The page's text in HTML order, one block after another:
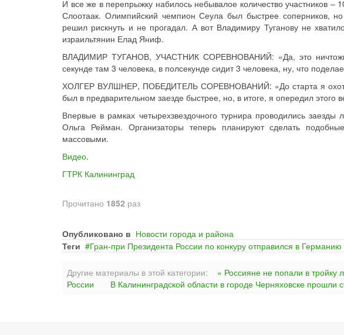
И все же в перепрыжку набилось небывалое количество участников
Слоотаак. Олимпийский чемпион Сеула был быстрее соперников,
решил рискнуть и не прогадал. А вот Владимиру Туганову не
израильтянин Елад Яниф.
ВЛАДИМИР ТУГАНОВ, УЧАСТНИК СОРЕВНОВАНИЙ: «Да, это
секунде там 3 человека, в полсекунде сидит 3 человека, ну, что
ХОЛГЕР ВУЛШНЕР, ПОБЕДИТЕЛЬ СОРЕВНОВАНИЙ: «До старта я
был в предварительном заезде быстрее, но, в итоге, я опередил этого
Впервые в рамках четырехзвездочного турнира проводились
Ольга Рейман. Организаторы теперь планируют сделать
массовыми.
Видео.
ГТРК Калининград
Прочитано 1852 раз
Опубликовано в Новости города и района
Теги
Гран-при Президента России по конкуру отправился в Германию
Другие материалы в этой категории:
« Россияне не попали в тройку
России
В Калининградской области в городе Черняховске прошли